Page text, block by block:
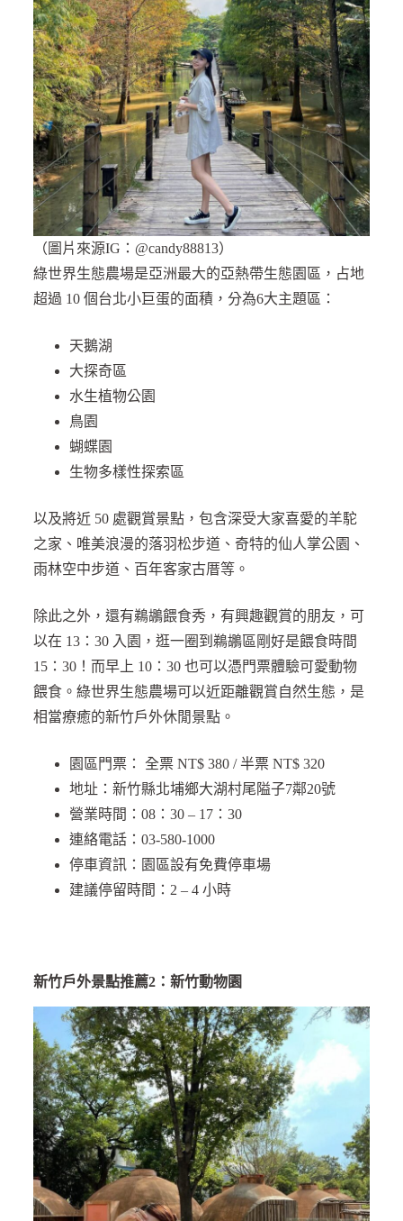
（圖片來源IG：@candy88813）
綠世界生態農場是亞洲最大的亞熱帶生態園區，占地
超過 10 個台北小巨蛋的面積，分為6大主題區：
天鵝湖
大探奇區
水生植物公園
鳥園
蝴蝶園
生物多樣性探索區
以及將近 50 處觀賞景點，包含深受大家喜愛的羊駝
之家、唯美浪漫的落羽松步道、奇特的仙人掌公園、
雨林空中步道、百年客家古厝等。
除此之外，還有鵜鶘餵食秀，有興趣觀賞的朋友，可
以在 13：30 入園，逛一圈到鵜鶘區剛好是餵食時間
15：30！而早上 10：30 也可以憑門票體驗可愛動物
餵食。綠世界生態農場可以近距離觀賞自然生態，是
相當療癒的新竹戶外休閒景點。
園區門票： 全票 NT$ 380 / 半票 NT$ 320
地址：新竹縣北埔鄉大湖村尾隘子7鄰20號
營業時間：08：30 – 17：30
連絡電話：03-580-1000
停車資訊：園區設有免費停車場
建議停留時間：2 – 4 小時
新竹戶外景點推薦2：新竹動物園